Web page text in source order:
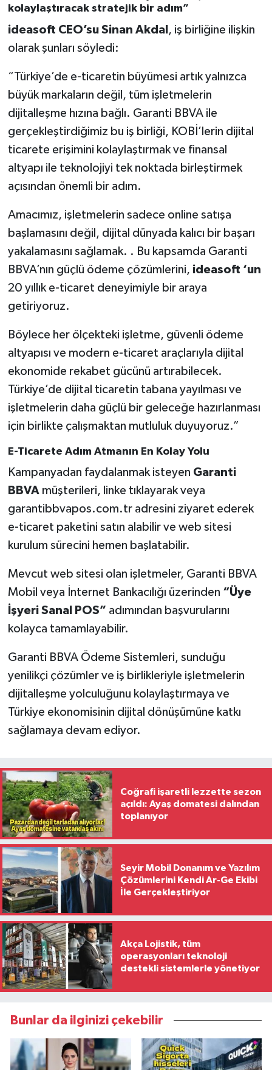
kolaylaştıracak stratejik bir adım”
ideasoft CEO’su Sinan Akdal , iş birliğine ilişkin
olarak şunları söyledi:
“Türkiye’de e-ticaretin büyümesi artık yalnızca
büyük markaların değil, tüm işletmelerin
dijitalleşme hızına bağlı. Garanti BBVA ile
gerçekleştirdiğimiz bu iş birliği, KOBİ’lerin dijital
ticarete erişimini kolaylaştırmak ve finansal
altyapı ile teknolojiyi tek noktada birleştirmek
açısından önemli bir adım.
Amacımız, işletmelerin sadece online satışa
başlamasını değil, dijital dünyada kalıcı bir başarı
yakalamasını sağlamak. . Bu kapsamda Garanti
BBVA’nın güçlü ödeme çözümlerini, ideasoft ‘un
20 yıllık e-ticaret deneyimiyle bir araya
getiriyoruz.
Böylece her ölçekteki işletme, güvenli ödeme
altyapısı ve modern e-ticaret araçlarıyla dijital
ekonomide rekabet gücünü artırabilecek.
Türkiye’de dijital ticaretin tabana yayılması ve
işletmelerin daha güçlü bir geleceğe hazırlanması
için birlikte çalışmaktan mutluluk duyuyoruz.”
E-Ticarete Adım Atmanın En Kolay Yolu
Kampanyadan faydalanmak isteyen Garanti
BBVAmüşterileri, linke tıklayarak veya
garantibbvapos.com.tr adresini ziyaret ederek
e-ticaret paketini satın alabilir ve web sitesi
kurulum sürecini hemen başlatabilir.
Mevcut web sitesi olan işletmeler, Garanti BBVA
Mobil veya İnternet Bankacılığı üzerinden “Üye
İşyeri Sanal POS” adımından başvurularını
kolayca tamamlayabilir.
Garanti BBVA Ödeme Sistemleri, sunduğu
yenilikçi çözümler ve iş birlikleriyle işletmelerin
dijitalleşme yolculuğunu kolaylaştırmaya ve
Türkiye ekonomisinin dijital dönüşümüne katkı
sağlamaya devam ediyor.
Coğrafi işaretli lezzette sezon
açıldı: Ayaş domatesi dalından
toplanıyor
Seyir Mobil Donanım ve Yazılım
Çözümlerini Kendi Ar-Ge Ekibi
İle Gerçekleştiriyor
Akça Lojistik, tüm
operasyonları teknoloji
destekli sistemlerle yönetiyor
Bunlar da ilginizi çekebilir